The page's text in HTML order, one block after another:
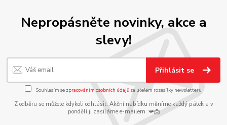
Nepropásněte novinky, akce a
slevy!
Přihlásit se
Souhlasím se zpracováním osobních údajůza účelem rozesílky newsletteru.
Z odběru se můžete kdykoli odhlásit. Akční nabídku měníme každý pátek a v
pondělí ji zasíláme e-mailem. 📯📩